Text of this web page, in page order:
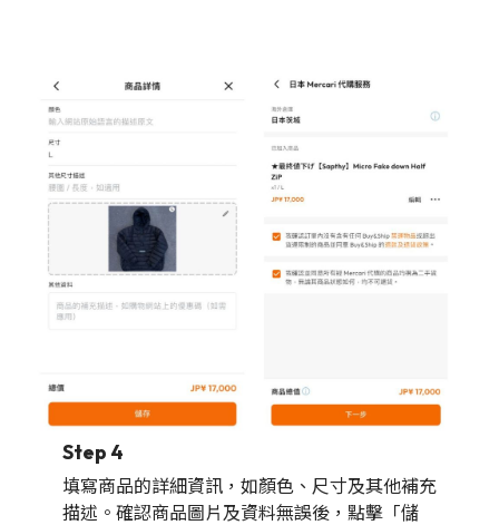
Step 4
填寫商品的詳細資訊，如顏色、尺寸及其他補充
描述。確認商品圖片及資料無誤後，點擊「儲